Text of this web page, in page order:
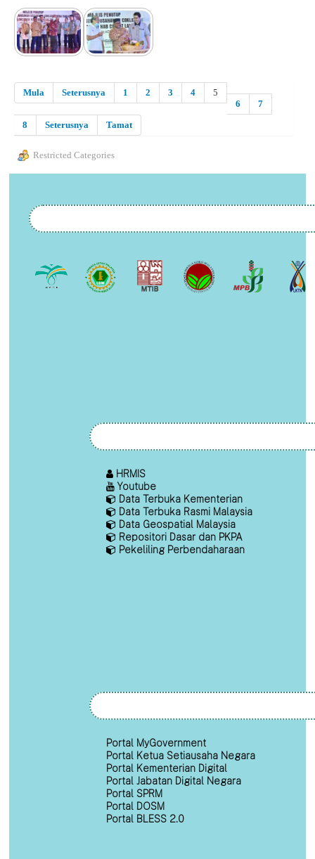
Mula Seterusnya 1 2 3 4
5
6
7
8
Seterusnya Tamat
Restricted Categories
HRMIS
Youtube
Data Terbuka Kementerian
Data Terbuka Rasmi Malaysia
Data Geospatial Malaysia
Repositori Dasar dan PKPA
Pekeliling Perbendaharaan
Portal MyGovernment
Portal Ketua Setiausaha Negara
Portal Kementerian Digital
Portal Jabatan Digital Negara
Portal SPRM
Portal DOSM
Portal BLESS 2.0